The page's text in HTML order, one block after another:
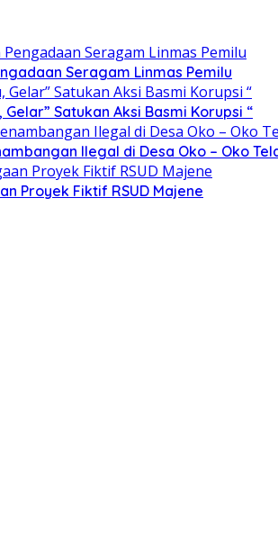
Seragam Linmas Pemilu
Satukan Aksi Basmi Korupsi “
Ilegal di Desa Oko – Oko
Proyek Fiktif RSUD Majene